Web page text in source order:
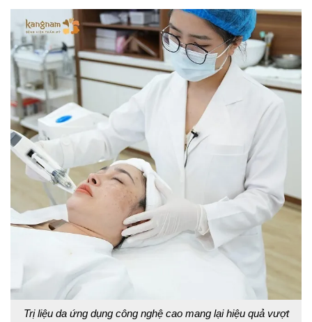
Trị liệu da ứng dụng công nghệ cao mang lại hiệu quả vượt